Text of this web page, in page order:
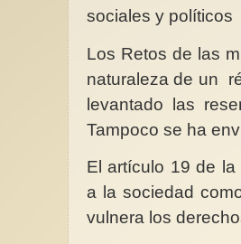
sociales y políticos
Los Retos de las
naturaleza de un
levantado las
Tampoco se ha
El artículo 19 de
a la sociedad
vulnera los